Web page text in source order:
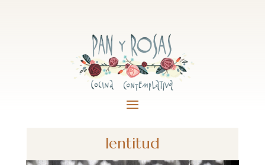
lentitud